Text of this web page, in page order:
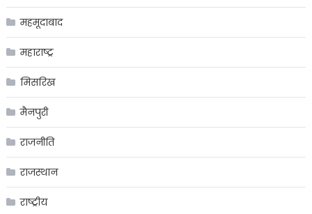
महमूदाबाद
महाराष्ट्र
मिसरिख
मैनपुरी
राजनीति
राजस्थान
राष्ट्रीय